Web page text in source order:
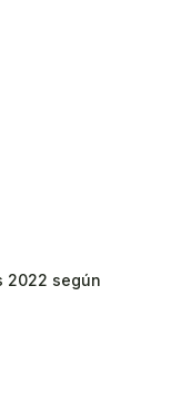
2022 según